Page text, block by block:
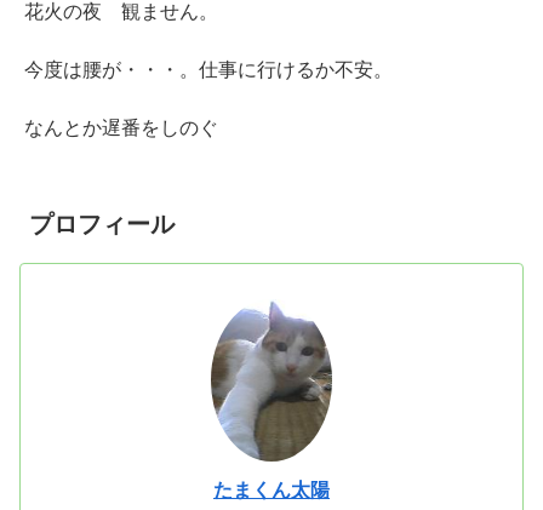
花火の夜 観ません。
今度は腰が・・・。仕事に行けるか不安。
なんとか遅番をしのぐ
プロフィール
たまくん太陽